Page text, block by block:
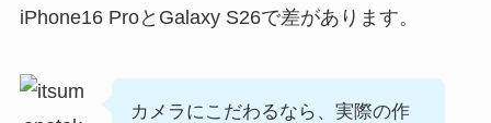
iPhone16 ProとGalaxy S26で差があります。
カメラにこだわるなら、実際の作